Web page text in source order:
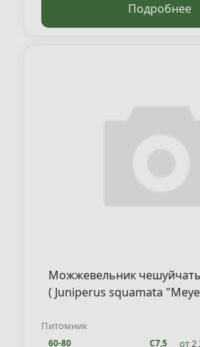
Подробнее
Можжевельник
( Juniperus squamata
Питомник
60-80 С7,5 от 2